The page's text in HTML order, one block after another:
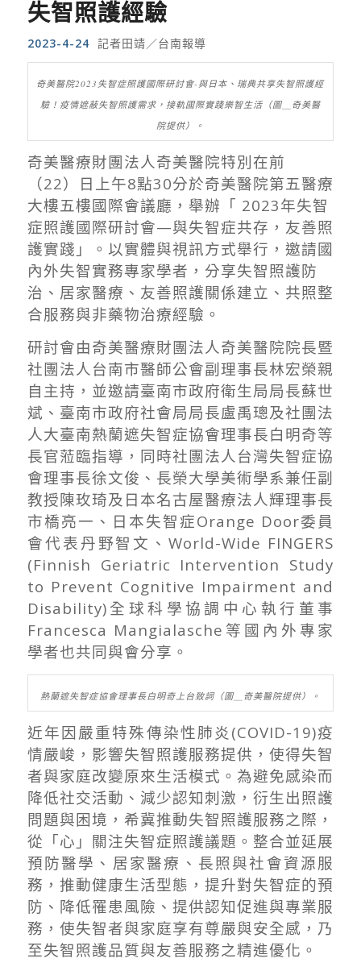
失智照護經驗
2023-4-24 記者田靖／台南報導
奇美醫院2023失智症照護國際研討會-與日本、瑞典共享失智照護經
驗！疫情遮蔽失智照護需求，接軌國際實踐樂智生活（圖＿奇美醫
院提供）。
奇美醫療財團法人奇美醫院特別在前
（22）日上午8點30分於奇美醫院第五醫療
大樓五樓國際會議廳，舉辦「 2023年失智
症照護國際研討會—與失智症共存，友善照
護實踐」。以實體與視訊方式舉行，邀請國
內外失智實務專家學者，分享失智照護防
治、居家醫療、友善照護關係建立、共照整
合服務與非藥物治療經驗。
研討會由奇美醫療財團法人奇美醫院院長暨
社團法人台南市醫師公會副理事長林宏榮親
自主持，並邀請臺南市政府衛生局局長蘇世
斌、臺南市政府社會局局長盧禹璁及社團法
人大臺南熱蘭遮失智症協會理事長白明奇等
長官蒞臨指導，同時社團法人台灣失智症協
會理事長徐文俊、長榮大學美術學系兼任副
教授陳玫琦及日本名古屋醫療法人輝理事長
市橋亮一、日本失智症Orange Door委員
會代表丹野智文、World-Wide FINGERS
(Finnish Geriatric Intervention Study
to Prevent Cognitive Impairment and
Disability) 全球科學協調中心執行董事
Francesca Mangialasche 等國內外專家
學者也共同與會分享。
熱蘭遮失智症協會理事長白明奇上台致詞（圖＿奇美醫院提供）。
近年因嚴重特殊傳染性肺炎 (COVID-19)疫
情嚴峻，影響失智照護服務提供，使得失智
者與家庭改變原來生活模式。為避免感染而
降低社交活動、減少認知刺激，衍生出照護
問題與困境，希冀推動失智照護服務之際，
從「心」關注失智症照護議題。整合並延展
預防醫學、居家醫療、長照與社會資源服
務，推動健康生活型態，提升對失智症的預
防、降低罹患風險、提供認知促進與專業服
務，使失智者與家庭享有尊嚴與安全感，乃
至失智照護品質與友善服務之精進優化。